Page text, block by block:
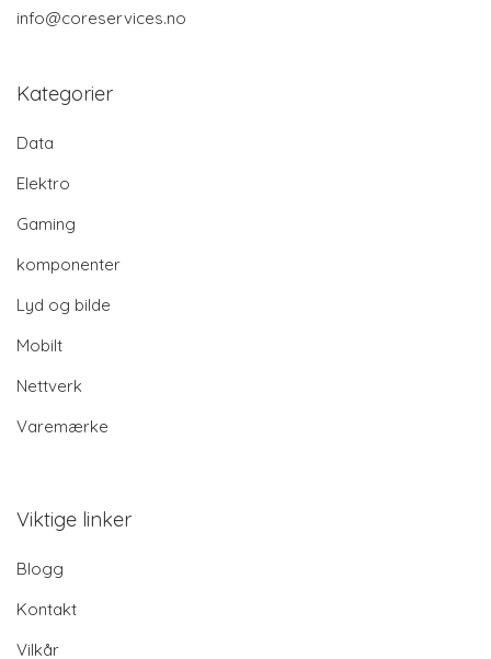
info@coreservices.no
Kategorier
Data
Elektro
Gaming
komponenter
Lyd og bilde
Mobilt
Nettverk
Varemærke
Viktige linker
Blogg
Kontakt
Vilkår